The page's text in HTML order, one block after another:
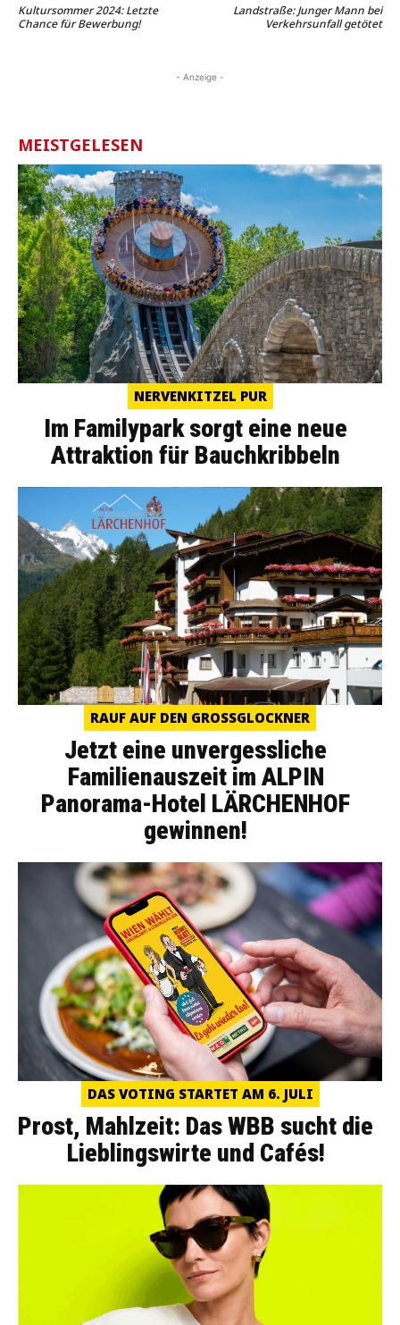
Kultursommer 2024: Letzte
Chance für Bewerbung!
Landstraße: Junger Mann bei
Verkehrsunfall getötet
- Anzeige -
MEISTGELESEN
NERVENKITZEL PUR
Im Familypark sorgt eine neue
Attraktion für Bauchkribbeln
RAUF AUF DEN GROSSGLOCKNER
Jetzt eine unvergessliche
Familienauszeit im ALPIN
Panorama-Hotel LÄRCHENHOF
gewinnen!
DAS VOTING STARTET AM 6. JULI
Prost, Mahlzeit: Das WBB sucht die
Lieblingswirte und Cafés!